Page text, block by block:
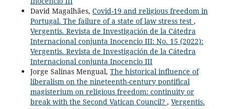
David Magalhães, Covid-19 and religious freedom in
Portugal. The failure of a state of law stress test ,
Vergentis. Revista de Investigación de la Cátedra
Internacional conjunta Inocencio III: No. 15 (2022):
Vergentis. Revista de Investigación de la Cátedra
Internacional conjunta Inocencio III
Jorge Salinas Mengual, The historical influence of
liberalism on the nineteenth-century pontifical
magisterium on religious freedom: continuity or
break with the Second Vatican Council? , Vergentis.